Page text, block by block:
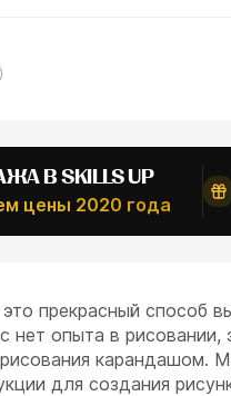
В SKILLS UP
цены 2020 года
прекрасный способ
нет опыта в
карандашом.
для создания